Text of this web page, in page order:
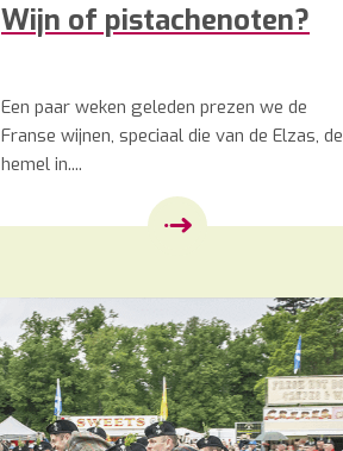
Wijn of pistachenoten?
Een paar weken geleden prezen we de
Franse wijnen, speciaal die van de Elzas, de
hemel in....